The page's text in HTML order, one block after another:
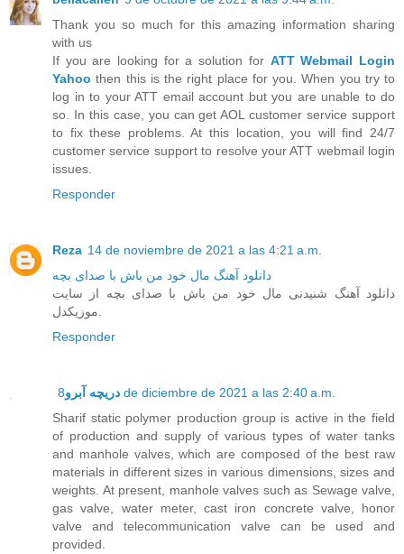
Thank you so much for this amazing information sharing
with us
If you are looking for a solution for ATT Webmail Login
Yahoo then this is the right place for you. When you try to
log in to your ATT email account but you are unable to do
so. In this case, you can get AOL customer service support
to fix these problems. At this location, you will find 24/7
customer service support to resolve your ATT webmail login
issues.
Responder
Reza 14 de noviembre de 2021 a las 4:21 a.m.
دانلود آهنگ مال خود من باش با صدای بچه
دانلود آهنگ شنیدنی مال خود من باش با صدای بچه از سایت
Responder
دریچه آبرو 8 de diciembre de 2021 a las 2:40 a.m.
Sharif static polymer production group is active in the field
of production and supply of various types of water tanks
and manhole valves, which are composed of the best raw
materials in different sizes in various dimensions, sizes and
weights. At present, manhole valves such as Sewage valve,
gas valve, water meter, cast iron concrete valve, honor
valve and telecommunication valve can be used and
provided.